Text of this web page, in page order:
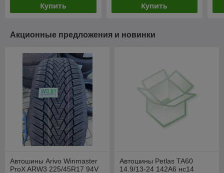
Купить Купить
Акционные предложения и новинки
Автошины Arivo Winmaster
ProX ARW3 225/45R17 94V
Автошины Petlas TA60
14.9/13-24 142A6 нс14